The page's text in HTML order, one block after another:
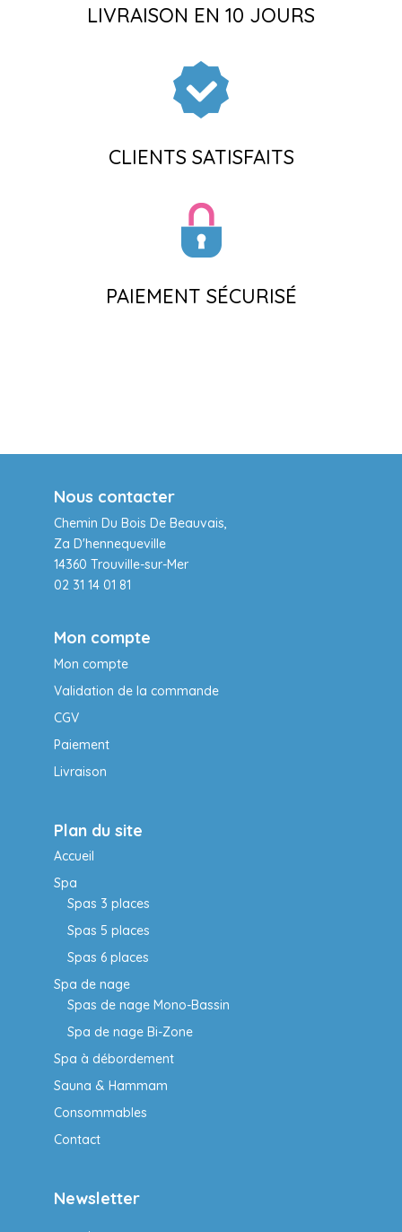
LIVRAISON EN 10 JOURS
CLIENTS SATISFAITS
PAIEMENT SÉCURISÉ
Nous contacter
Chemin Du Bois De Beauvais,
Za D'hennequeville
14360 Trouville-sur-Mer
02 31 14 01 81
Mon compte
Mon compte
Validation de la commande
CGV
Paiement
Livraison
Plan du site
Accueil
Spa
Spas 3 places
Spas 5 places
Spas 6 places
Spa de nage
Spas de nage Mono-Bassin
Spa de nage Bi-Zone
Spa à débordement
Sauna & Hammam
Consommables
Contact
Newsletter